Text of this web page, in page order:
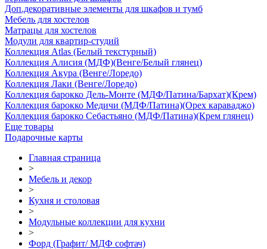
Доп.декоративные элементы для шкафов и тумб
Мебель для хостелов
Матрацы для хостелов
Модули для квартир-студий
Коллекция Atlas (Белый текстурный)
Коллекция Алисия (МДФ)(Венге/Белый глянец)
Коллекция Акура (Венге/Лоредо)
Коллекция Лаки (Венге/Лоредо)
Коллекция барокко Дель-Монте (МДФ/Патина/Бархат)(Крем)
Коллекция барокко Медичи (МДФ/Патина)(Орех караваджо)
Коллекция барокко Себастьяно (МДФ/Патина)(Крем глянец)
Еще товары
Подарочные карты
Главная страница
>
Мебель и декор
>
Кухня и столовая
>
Модульные коллекции для кухни
>
Форд (Графит/ МДФ софтач)